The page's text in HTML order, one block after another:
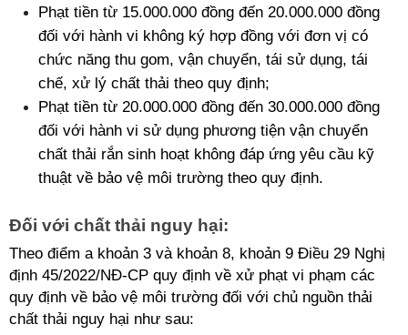
Phạt tiền từ 15.000.000 đồng đến 20.000.000 đồng
đối với hành vi không ký hợp đồng với đơn vị có
chức năng thu gom, vận chuyển, tái sử dụng, tái
chế, xử lý chất thải theo quy định;
Phạt tiền từ 20.000.000 đồng đến 30.000.000 đồng
đối với hành vi sử dụng phương tiện vận chuyển
chất thải rắn sinh hoạt không đáp ứng yêu cầu kỹ
thuật về bảo vệ môi trường theo quy định.
Đối với chất thải nguy hại:
Theo điểm a khoản 3 và khoản 8, khoản 9 Điều 29 Nghị
định 45/2022/NĐ-CP quy định về xử phạt vi phạm các
quy định về bảo vệ môi trường đối với chủ nguồn thải
chất thải nguy hại như sau: